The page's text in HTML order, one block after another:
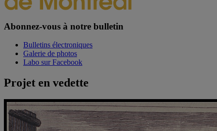
Abonnez-vous à notre bulletin
Bulletins électroniques
Galerie de photos
Labo sur Facebook
Projet en vedette